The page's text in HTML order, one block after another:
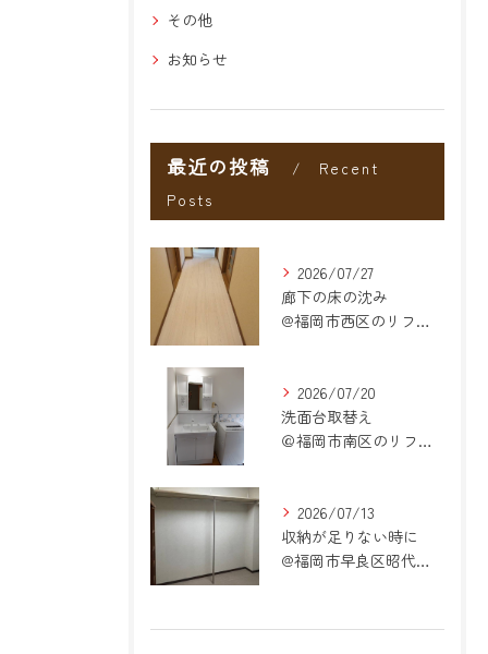
その他
お知らせ
最近の投稿
Recent
Posts
2026/07/27
廊下の床の沈み
@福岡市西区のリフォーム
2026/07/20
洗面台取替え
＠福岡市南区のリフォーム
2026/07/13
収納が足りない時に
@福岡市早良区昭代のリフォーム